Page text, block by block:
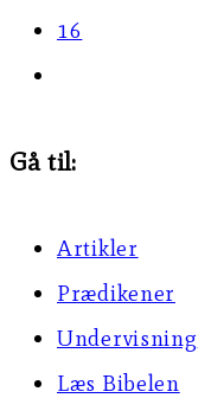
16
the
page
Gå til:
Artikler
Prædikener
Undervisning
Læs Bibelen